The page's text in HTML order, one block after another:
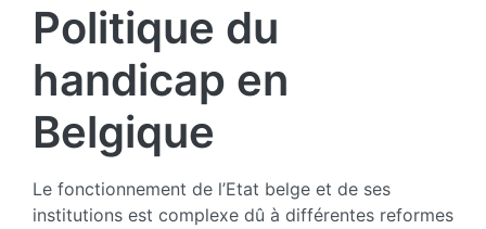
Politique du
handicap en
Belgique
Le fonctionnement de l’Etat belge et de ses
institutions est complexe dû à différentes reformes